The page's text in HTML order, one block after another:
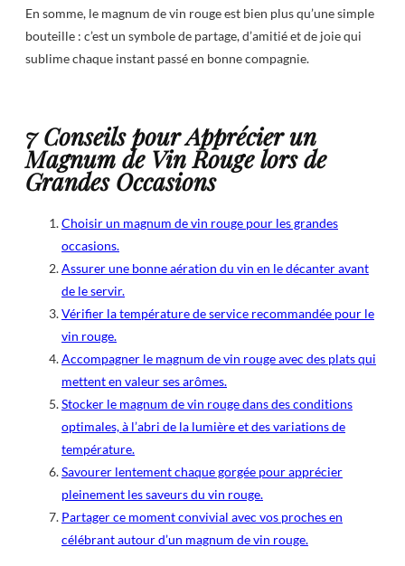
En somme, le magnum de vin rouge est bien plus qu’une simple
bouteille : c’est un symbole de partage, d’amitié et de joie qui
sublime chaque instant passé en bonne compagnie.
7 Conseils pour Apprécier un
Magnum de Vin Rouge lors de
Grandes Occasions
Choisir un magnum de vin rouge pour les grandes
occasions.
Assurer une bonne aération du vin en le décanter avant
de le servir.
Vérifier la température de service recommandée pour le
vin rouge.
Accompagner le magnum de vin rouge avec des plats qui
mettent en valeur ses arômes.
Stocker le magnum de vin rouge dans des conditions
optimales, à l’abri de la lumière et des variations de
température.
Savourer lentement chaque gorgée pour apprécier
pleinement les saveurs du vin rouge.
Partager ce moment convivial avec vos proches en
célébrant autour d’un magnum de vin rouge.